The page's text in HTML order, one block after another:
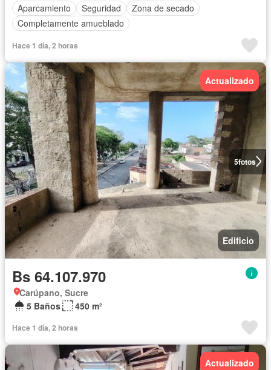
Aparcamiento
Seguridad
Zona de secado
Completamente amueblado
Hace 1 día, 2 horas
5fotos
Actualizado
Edificio
Bs 64.107.970
Carúpano, Sucre
5 Baños
450 m²
Hace 1 día, 2 horas
Actualizado